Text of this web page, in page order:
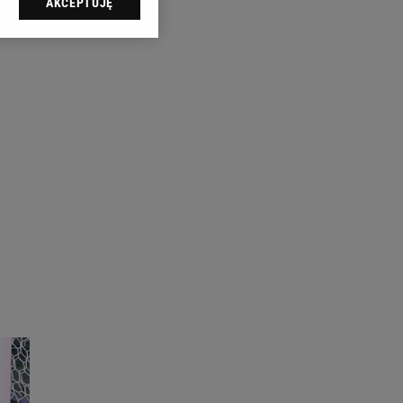
sp. z o.o., jej
swoje preferencje